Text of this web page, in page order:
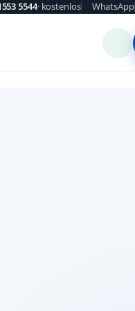
5544· kostenlos WhatsApp